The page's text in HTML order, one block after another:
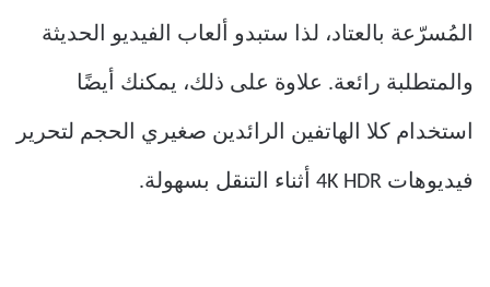
المُسرّعة بالعتاد، لذا ستبدو ألعاب الفيديو الحديثة
والمتطلبة رائعة. علاوة على ذلك، يمكنك أيضًا
استخدام كلا الهاتفين الرائدين صغيري الحجم لتحرير
فيديوهات 4K HDR أثناء التنقل بسهولة.